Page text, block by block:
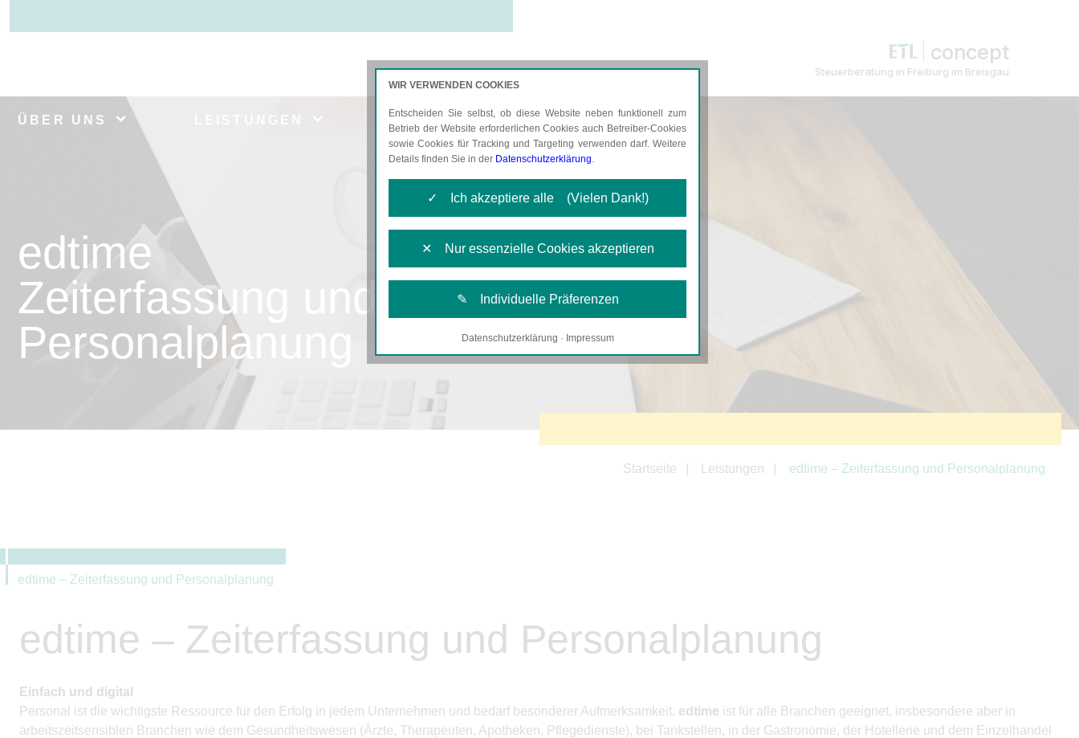
concept
Steuerberatung in Freiburg im Breisgau
ÜBER UNS AKTUELLES KARRIERE
edtime
Zeiterfassung und
Personalplanung
Startseite Leistungen edtime – Zeiterfassung und Personalplanung
edtime – Zeiterfassung und Personalplanung
edtime – Zeiterfassung und Personalplanung
Einfach und digital
Personal ist die wichtigste Ressource für den Erfolg in jedem Unternehmen und bedarf besonderer Aufmerksamkeit. edtime ist für alle Branchen geeignet, insbesondere aber in
arbeitszeitsensiblen Branchen wie dem Gesundheitswesen (Ärzte, Therapeuten, Apotheken, Pflegedienste), bei Tankstellen, in der Gastronomie, der Hotellerie und dem Einzelhandel
WIR VERWENDEN COOKIES
Entscheiden Sie selbst, ob diese Website neben funktionell zum
Betrieb der Website erforderlichen Cookies auch Betreiber-Cookies
sowie Cookies für Tracking und Targeting verwenden darf. Weitere
Details finden Sie in der Datenschutzerklärung.
✓ Ich akzeptiere alle (Vielen Dank!)
✕ Nur essenzielle Cookies akzeptieren
✎ Individuelle Präferenzen
Notwendige Cookies
unseres Angebotes einschließlich der Verknüpfung zu
Datenschutzerklärung · Impressum